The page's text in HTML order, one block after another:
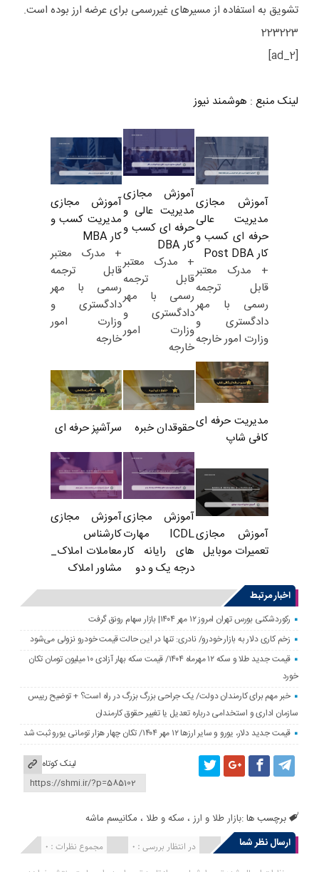
تشویق به استفاده از مسیرهای غیررسمی برای عرضه ارز بوده است.
223223
[ad_2]
لینک منبع : هوشمند نیوز
آموزش مجازی
مدیریت عالی
حرفه ای کسب و
کار Post DBA
+ مدرک معتبر
قابل ترجمه
رسمی با مهر
دادگستری و
وزارت امور خارجه
آموزش مجازی
مدیریت عالی و
حرفه ای کسب و
کار DBA
+ مدرک معتبر
قابل ترجمه
رسمی با مهر
دادگستری و
وزارت امور
خارجه
آموزش مجازی
مدیریت کسب و
کار MBA
+ مدرک معتبر
قابل ترجمه
رسمی با مهر
دادگستری و
وزارت امور
خارجه
مدیریت حرفه ای
کافی شاپ
حقوقدان خبره سرآشپز حرفه ای
آموزش مجازی
تعمیرات موبایل
آموزش مجازی
ICDL مهارت
های رایانه کار
درجه یک و دو
آموزش مجازی
کارشناس
معاملات املاک_
مشاور املاک
اخبار مرتبط
رکوردشکنی بورس تهران امروز ۱۲ مهر ۱۴۰۴| بازار سهام رونق گرفت
زخم کاری دلار به بازار خودرو/ نادری: تنها در این حالت قیمت خودرو نزولی می‌شود
قیمت جدید طلا و سکه ۱۲ مهرماه ۱۴۰۴/ قیمت سکه بهار آزادی ۱۰ میلیون تومان تکان
خورد
خبر مهم برای کارمندان دولت/ یک جراحی بزرگ بزرگ در راه است؟ + توضیح رییس
سازمان اداری و استخدامی درباره تعدیل یا تغییر حقوق کارمندان
قیمت جدید دلار، یورو و سایر ارزها ۱۲ مهر ۱۴۰۴/ تکان چهار هزار تومانی یورو ثبت شد
لینک کوتاه
برچسب ها :بازار طلا و ارز ، سکه و طلا ، مکانیسم ماشه
ارسال نظر شما
مجموع نظرات : 0 در انتظار بررسی : 0 انتشار یافته : 0